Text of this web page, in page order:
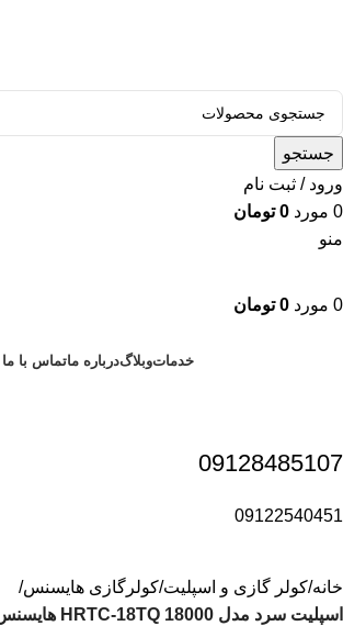
جستجو
ورود / ثبت نام
0 مورد 0 تومان
منو
0 مورد 0 تومان
خدماتوبلاگدرباره ماتماس با ما
09128485107
09122540451
خانه کولر گازی و اسپلیت کولرگازی هایسنس
اسپلیت سرد مدل HRTC-18TQ 18000 هایسنس